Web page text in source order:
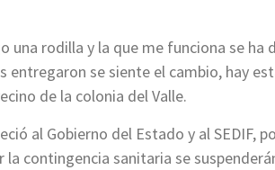
una rodilla y la que me funciona se ha
entregaron se siente el cambio, hay
de la colonia del Valle.
al Gobierno del Estado y al SEDIF,
la contingencia sanitaria se